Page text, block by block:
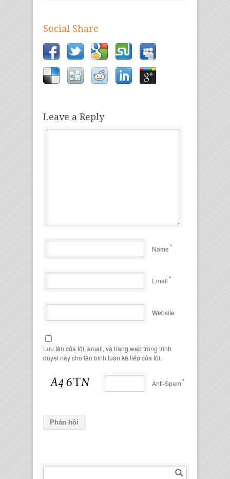
Social Share
Leave a Reply
Name*
Email*
Website
Lưu tên của tôi, email, và trang web trong trình
duyệt này cho lần bình luận kế tiếp của tôi.
Anti-Spam*